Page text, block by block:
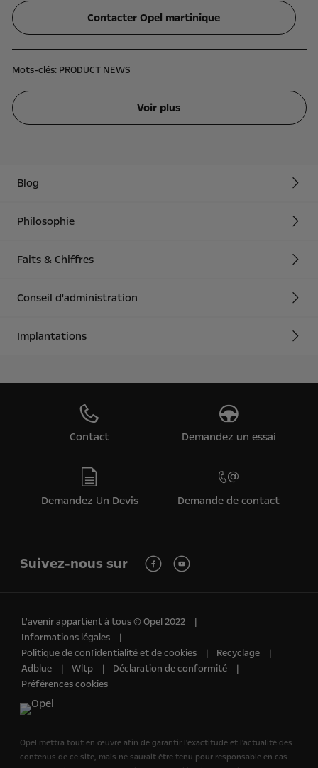
Contacter Opel martinique
Mots-clés: PRODUCT NEWS
Voir plus
Blog
Philosophie
Faits & Chiffres
Conseil d'administration
Implantations
Contact Demandez un essai
Demandez Un Devis Demande de contact
Suivez-nous sur
L'avenir appartient à tous © Opel 2022
Informations légales
Politique de confidentialité et de cookies
Recyclage
Adblue
Wltp
Déclaration de conformité
Préférences cookies
Opel mettra tout en œuvre afin de garantir l'exactitude et l'actualité des
contenus de ce site, mais ne saurait être tenu pour responsable en cas